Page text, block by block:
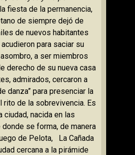
fiesta de la permanencia,
de siempre dejó de
de nuevos habitantes
para saciar su
a ser miembros
derecho de su nueva casa
admirados, cercaron a
danza” para presenciar la
rito de la sobrevivencia. Es
ciudad, nacida en las
se forma, de manera
de Pelota,
La Cañada
cercana a la pirámide